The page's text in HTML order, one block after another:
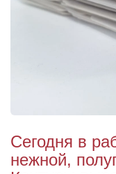
Сегодня в
нежной,